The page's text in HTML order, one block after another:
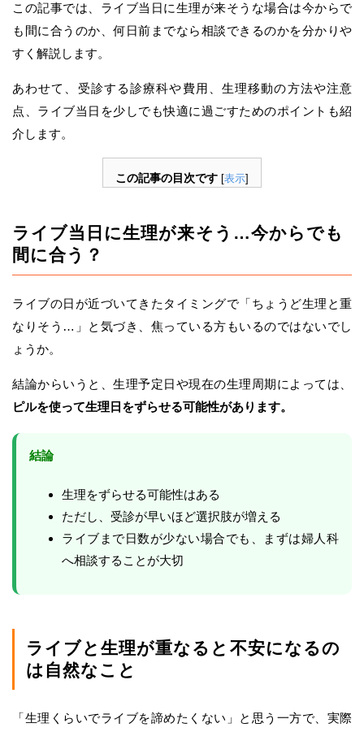
この記事では、ライブ当日に生理が来そうな場合は今からで
も間に合うのか、何日前までなら相談できるのかを分かりや
すく解説します。
あわせて、受診する診療科や費用、生理移動の方法や注意
点、ライブ当日を少しでも快適に過ごすためのポイントも紹
介します。
この記事の目次です [表示]
ライブ当日に生理が来そう…今からでも
間に合う？
ライブの日が近づいてきたタイミングで「ちょうど生理と重
なりそう…」と気づき、焦っている方もいるのではないでし
ょうか。
結論からいうと、生理予定日や現在の生理周期によっては、
ピルを使って生理日をずらせる可能性があります。
結論
生理をずらせる可能性はある
ただし、受診が早いほど選択肢が増える
ライブまで日数が少ない場合でも、まずは婦人科
へ相談することが大切
ライブと生理が重なると不安になるの
は自然なこと
「生理くらいでライブを諦めたくない」と思う一方で、実際